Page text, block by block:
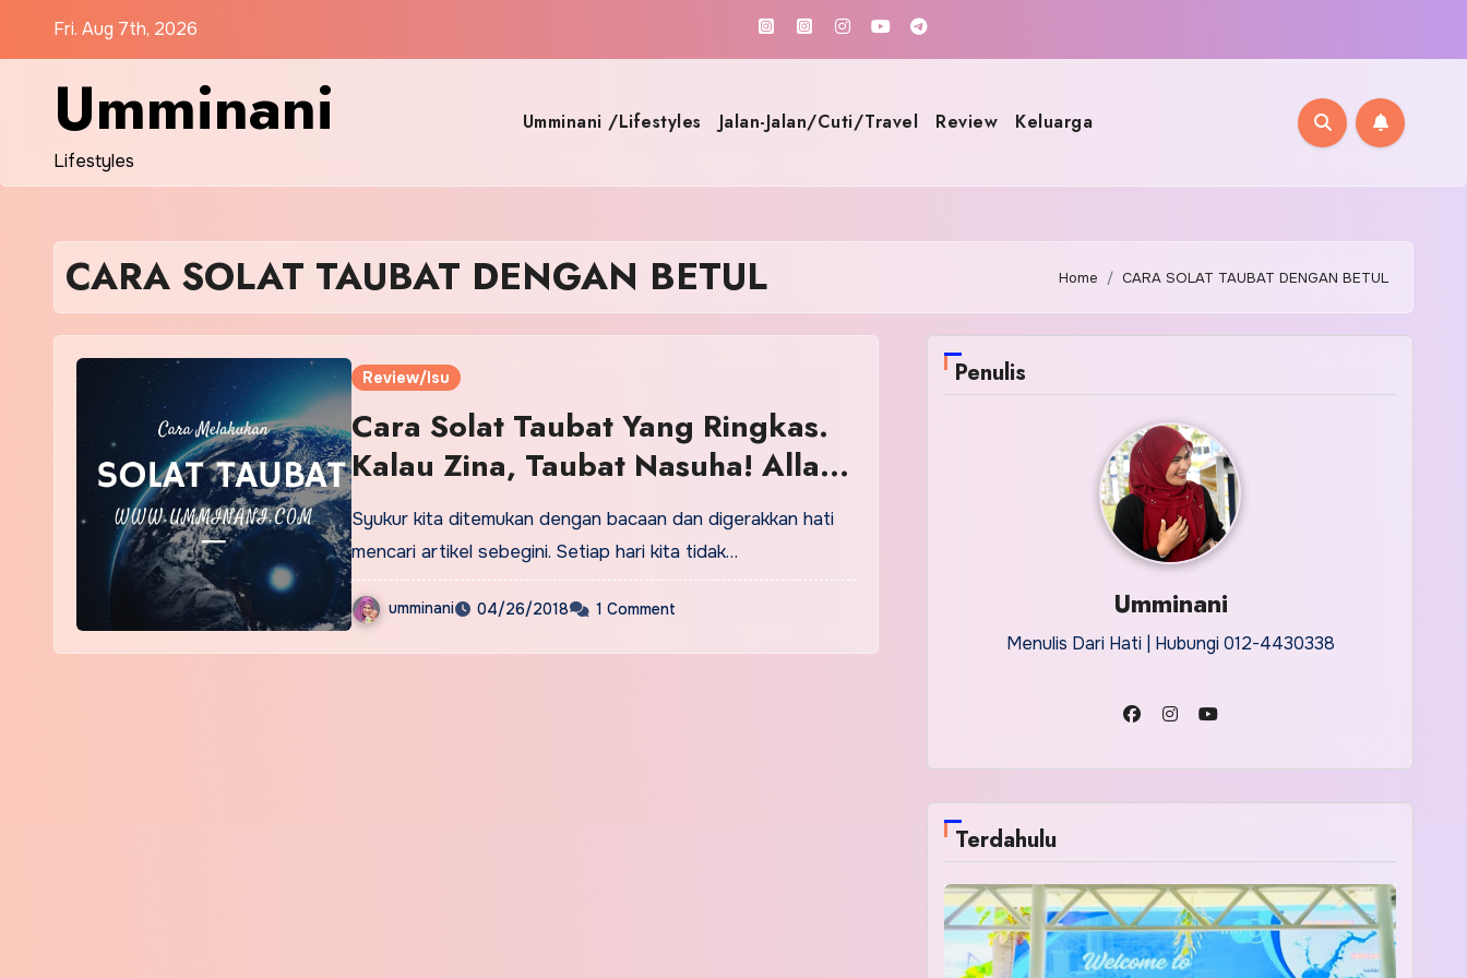
Fri. Aug 7th, 2026
Umminani
Lifestyles
Umminani /Lifestyles Jalan-Jalan/Cuti/Travel Review Keluarga
CARA SOLAT TAUBAT DENGAN BETUL Home CARA SOLAT TAUBAT DENGAN BETUL
Review/Isu
Cara Solat Taubat Yang Ringkas.
Kalau Zina, Taubat Nasuha! Allah
maha pengampun.
Syukur kita ditemukan dengan bacaan dan digerakkan hati
mencari artikel sebegini. Setiap hari kita tidak…
umminani 04/26/2018 1 Comment
Penulis
Umminani
Menulis Dari Hati | Hubungi 012-4430338
Terdahulu